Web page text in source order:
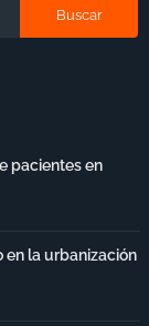
pacientes en
en la urbanización